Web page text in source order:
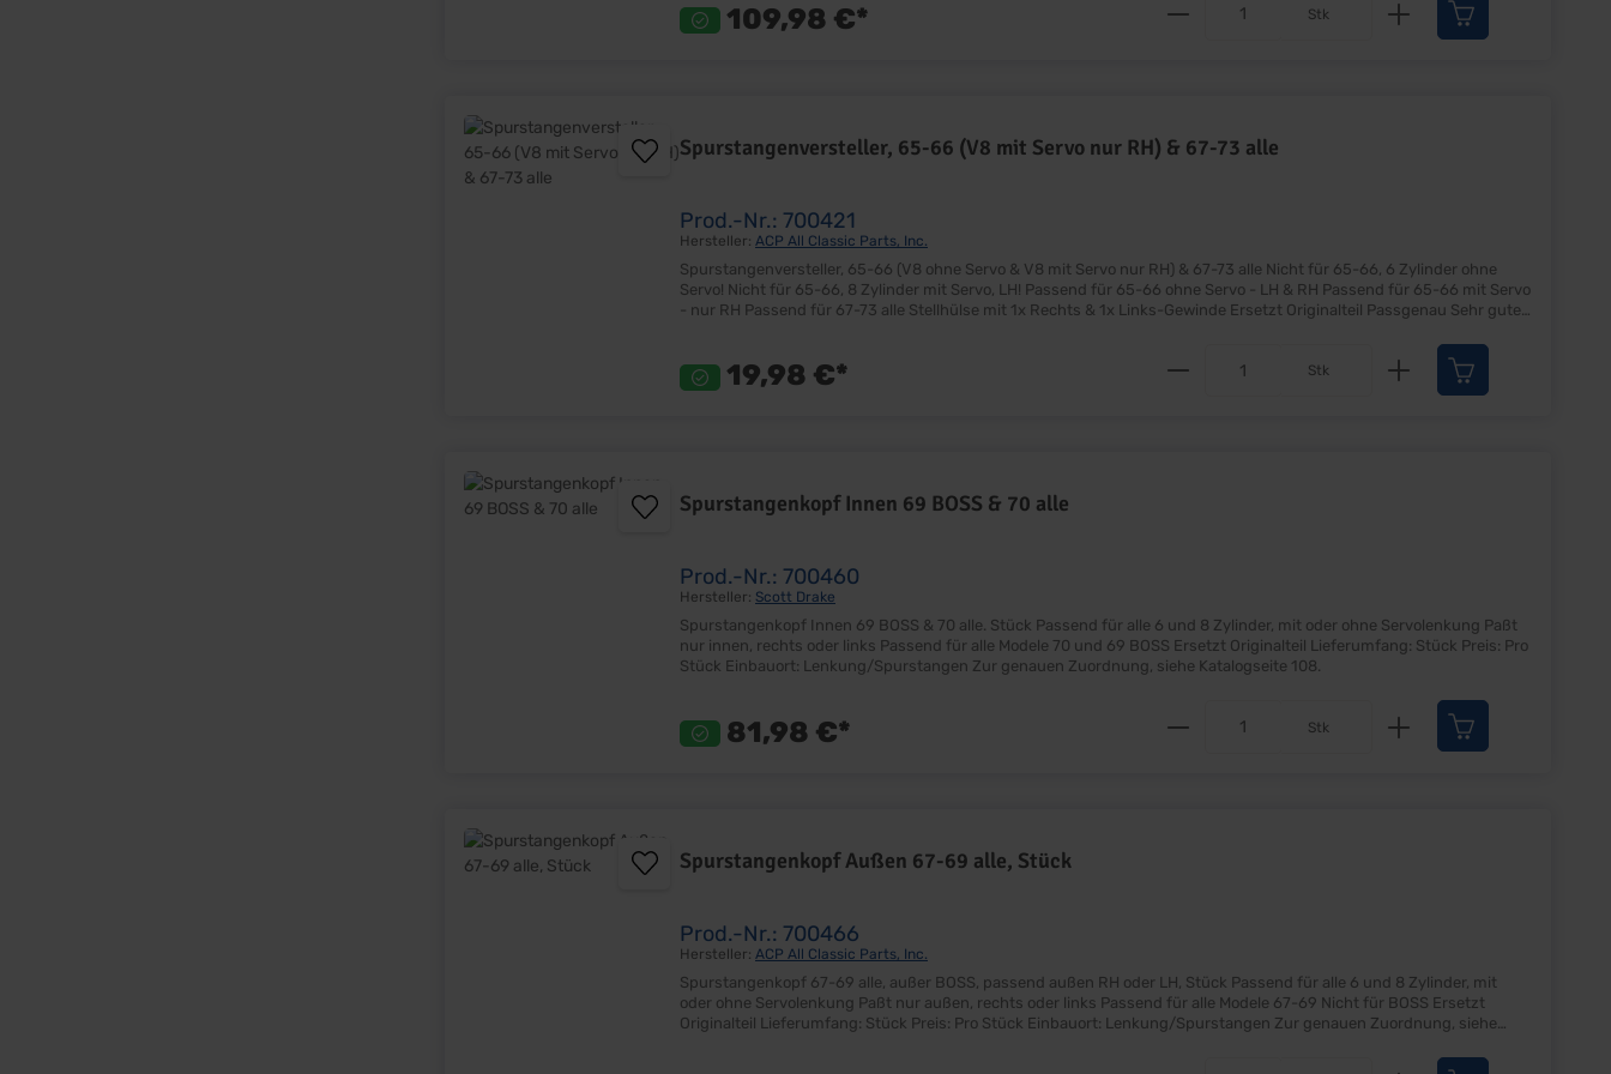
109,98 €* Produkt Anzahl: Gib den
Stk
Spurstangenversteller, 65-66 (V8 mit Servo nur RH) & 67-73 alle
Prod.-Nr.: 700421
Hersteller: ACP All Classic Parts, Inc.
Spurstangenversteller, 65-66 (V8 ohne Servo & V8 mit Servo nur RH) & 67-73 alle Nicht für 65-66, 6 Zylinder ohne
Servo! Nicht für 65-66, 8 Zylinder mit Servo, LH! Passend für 65-66 ohne Servo - LH & RH Passend für 65-66 mit Servo
- nur RH Passend für 67-73 alle Stellhülse mit 1x Rechts & 1x Links-Gewinde Ersetzt Originalteil Passgenau Sehr gute
19,98 €* Produkt Anzahl: Gib den
Stk
Spurstangenkopf Innen 69 BOSS & 70 alle
Prod.-Nr.: 700460
Hersteller: Scott Drake
Spurstangenkopf Innen 69 BOSS & 70 alle. Stück Passend für alle 6 und 8 Zylinder, mit oder ohne Servolenkung Paßt
nur innen, rechts oder links Passend für alle Modele 70 und 69 BOSS Ersetzt Originalteil Lieferumfang: Stück Preis: Pro
81,98 €* Produkt Anzahl: Gib den
Stk
Spurstangenkopf Außen 67-69 alle, Stück
Prod.-Nr.: 700466
Hersteller: ACP All Classic Parts, Inc.
Spurstangenkopf 67-69 alle, außer BOSS, passend außen RH oder LH, Stück Passend für alle 6 und 8 Zylinder, mit
oder ohne Servolenkung Paßt nur außen, rechts oder links Passend für alle Modele 67-69 Nicht für BOSS Ersetzt
Originalteil Lieferumfang: Stück Preis: Pro Stück Einbauort: Lenkung/Spurstangen Zur genauen Zuordnung, siehe